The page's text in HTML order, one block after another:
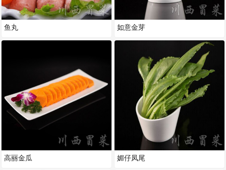
鱼丸
高丽金瓜
如意金芽
媚仔凤尾